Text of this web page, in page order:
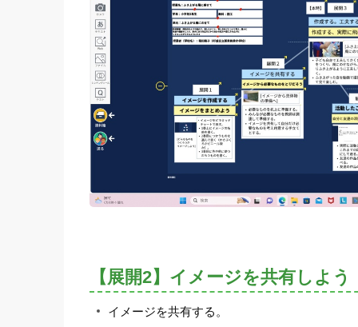
【展開2】イメージを共有しよう
イメージを共有する。